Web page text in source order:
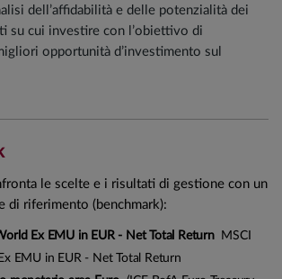
dell’affidabilità e delle potenzialità dei
su cui investire con l’obiettivo di
opportunità d’investimento sul
le scelte e i risultati di gestione con un
di riferimento (benchmark):
Ex EMU in EUR - Net Total ReturnMSCI
EMU in EUR - Net Total Return